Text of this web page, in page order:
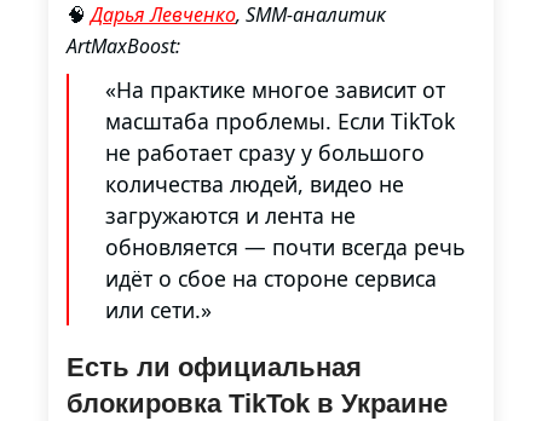
🧠Дарья Левченко, SMM-аналитик
ArtMaxBoost:
«На практике многое зависит от
масштаба проблемы. Если TikTok
не работает сразу у большого
количества людей, видео не
загружаются и лента не
обновляется — почти всегда речь
идёт о сбое на стороне сервиса
или сети.»
Есть ли официальная
блокировка TikTok в Украине